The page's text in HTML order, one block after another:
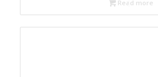
Read more